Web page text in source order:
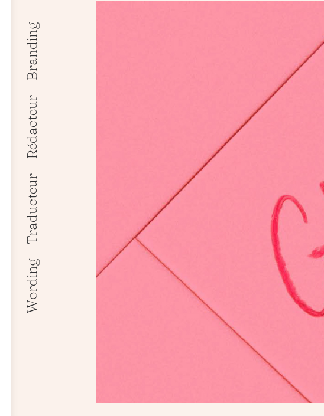
Wording – Traducteur – Rédacteur – Branding